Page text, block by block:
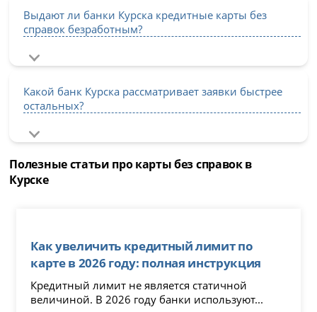
Выдают ли банки Курска кредитные карты без
справок безработным?
Какой банк Курска рассматривает заявки быстрее
остальных?
Полезные статьи про карты без справок в
Курске
Как увеличить кредитный лимит по
карте в 2026 году: полная инструкция
Кредитный лимит не является статичной
величиной. В 2026 году банки используют...